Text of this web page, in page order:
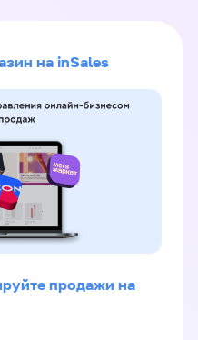
на inSales
продажи на